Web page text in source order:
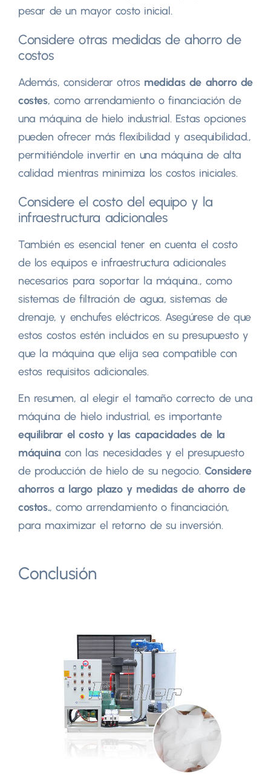
pesar de un mayor costo inicial.
Considere otras medidas de ahorro de
costos
Además, considerar otrosmedidas de ahorro de
costes, como arrendamiento o financiación de
una máquina de hielo industrial. Estas opciones
pueden ofrecer más flexibilidad y asequibilidad.,
permitiéndole invertir en una máquina de alta
calidad mientras minimiza los costos iniciales.
Considere el costo del equipo y la
infraestructura adicionales
También es esencial tener en cuenta el costo
de los equipos e infraestructura adicionales
necesarios para soportar la máquina., como
sistemas de filtración de agua, sistemas de
drenaje, y enchufes eléctricos. Asegúrese de que
estos costos estén incluidos en su presupuesto y
que la máquina que elija sea compatible con
estos requisitos adicionales.
En resumen, al elegir el tamaño correcto de una
máquina de hielo industrial, es importante
equilibrar el costo y las capacidades de la
máquina con las necesidades y el presupuesto
de producción de hielo de su negocio. Considere
ahorros a largo plazo y medidas de ahorro de
costos., como arrendamiento o financiación,
para maximizar el retorno de su inversión.
Conclusión